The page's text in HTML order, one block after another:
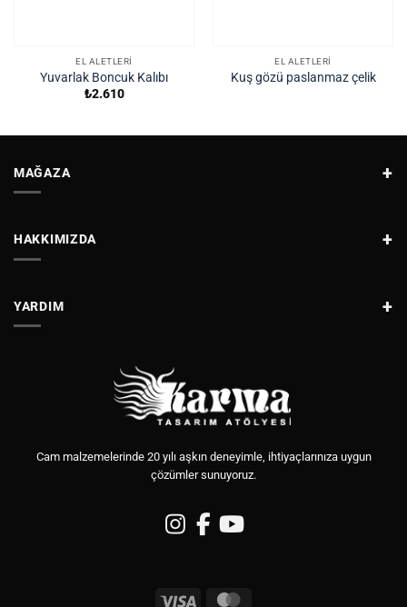
EL ALETLERI
Yuvarlak Boncuk Kalıbı
₺2.610
EL ALETLERI
Kuş gözü paslanmaz çelik
MAĞAZA
HAKKIMIZDA
YARDIM
Cam malzemelerinde 20 yılı aşkın deneyimle, ihtiyaçlarınıza uygun
çözümler sunuyoruz.
Visa